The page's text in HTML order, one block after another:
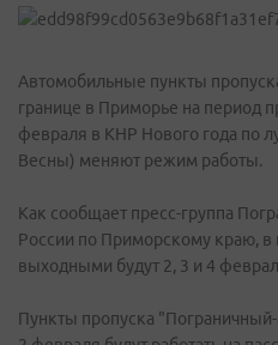
Автомобильные пункты
границе в Приморье на период
февраля в КНР Нового года по
Весны) меняют режим работы.
Как сообщает пресс-группа
России по Приморскому краю, в
выходными будут 2, 3 и 4
Пункты пропуска